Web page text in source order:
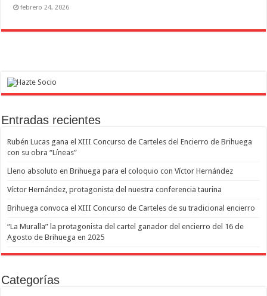
febrero 24, 2026
Entradas recientes
Rubén Lucas gana el XIII Concurso de Carteles del Encierro de Brihuega
con su obra “Líneas”
Lleno absoluto en Brihuega para el coloquio con Víctor Hernández
Víctor Hernández, protagonista del nuestra conferencia taurina
Brihuega convoca el XIII Concurso de Carteles de su tradicional encierro
“La Muralla” la protagonista del cartel ganador del encierro del 16 de
Agosto de Brihuega en 2025
Categorías